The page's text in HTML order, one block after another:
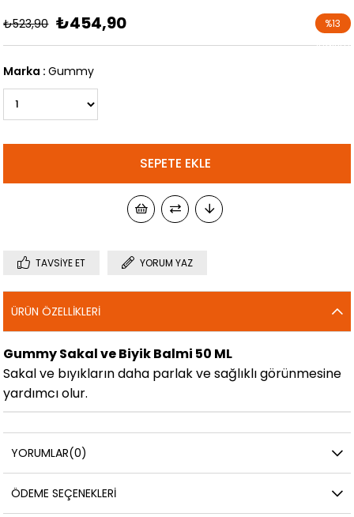
₺523,90 ₺454,90 %13
İndirim
Marka : Gummy
TAVSIYE ET YORUM YAZ
ÜRÜN ÖZELLIKLERI
Gummy Sakal ve Biyik Balmi 50 ML
Sakal ve bıyıkların daha parlak ve sağlıklı görünmesine
yardımcı olur.
YORUMLAR(0)
ÖDEME SEÇENEKLERI